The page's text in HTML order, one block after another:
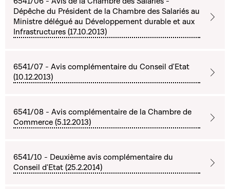
Dépêche du Président de la Chambre des Salariés au
Ministre délégué au Développement durable et aux
Infrastructures (17.10.2013)
6541/07 - Avis complémentaire du Conseil d'Etat
(10.12.2013)
6541/08 - Avis complémentaire de la Chambre de
Commerce (5.12.2013)
6541/10 - Deuxième avis complémentaire du
Conseil d'Etat (25.2.2014)